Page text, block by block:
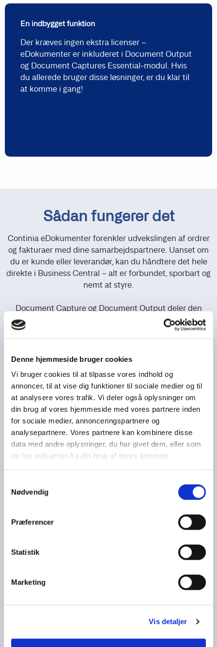
Denne hjemmeside bruger cookies
Vi bruger cookies til at tilpasse vores indhold og
annoncer, til at vise dig funktioner til sociale medier og til
at analysere vores trafik. Vi deler også oplysninger om
din brug af vores hjemmeside med vores partnere inden
for sociale medier, annonceringspartnere og
analysepartnere. Vores partnere kan kombinere disse
data med andre oplysninger, du har givet dem, eller som
de har indsamlet fra din brug af deres tjenester.
Nødvendig
Præferencer
Statistik
Marketing
Vis detaljer
En indbygget funktion
Der kræves ingen ekstra licenser –
eDokumenter er inkluderet i Document Output
og Document Captures Essential-modul. Hvis
du allerede bruger disse løsninger, er du klar til
at komme i gang!
Sådan fungerer det
Continia eDokumenter forenkler udvekslingen af ordrer
og fakturaer med dine samarbejdspartnere. Uanset om
du er kunde eller leverandør, kan du håndtere det hele
direkte i Business Central – alt er forbundet, sporbart og
nemt at styre.
Document Capture og Document Output deler den
samme infrastruktur til udveksling af e-dokumenter,
men understøtter hvert sit arbejdsområde i bogholderiet.
Document Capture lader dig sende og behandle
indkøbsordrer elektronisk. Leverandører kan
acceptere, foreslå ændringer eller afvise ordrer.